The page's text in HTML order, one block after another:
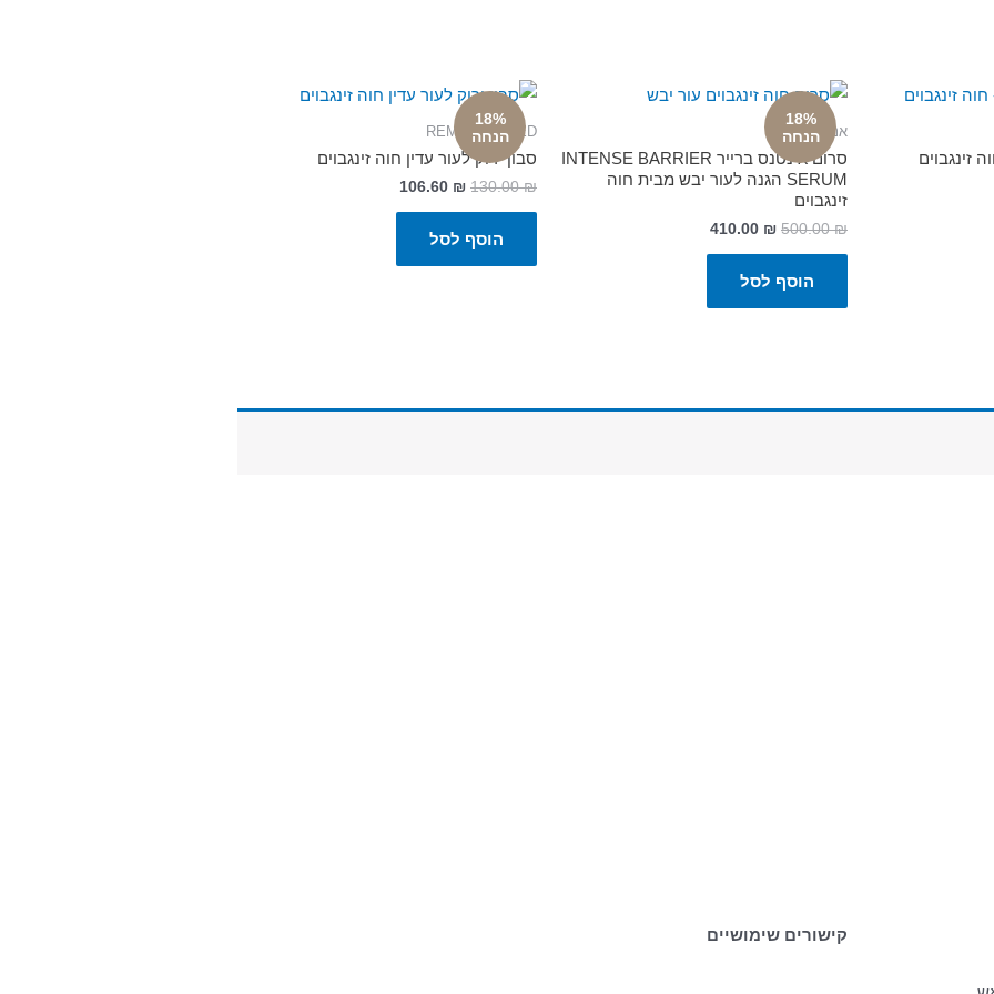
זינגבוים
18%
הנחה
אנטי אייג'ינג
סרום אינטנס ברייר INTENSE BARRIER
SERUM הגנה לעור יבש מבית חוה
זינגבוים
500.00₪
410.00 ₪
הוסף לסל
18%
הנחה
REMICRONIZED
סבון ירוק לעור עדין חוה זינגבוים
130.00₪
106.60 ₪
הוסף לסל
קישורים שימושיים